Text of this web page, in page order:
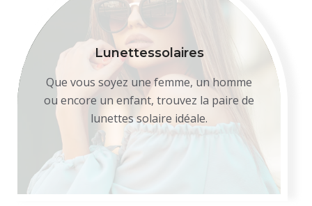
Lunettessolaires
Que vous soyez une femme, un homme
ou encore un enfant, trouvez la paire de
lunettes solaire idéale.